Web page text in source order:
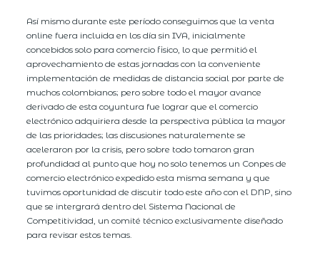
Así mismo durante este período conseguimos que la venta
online fuera incluida en los día sin IVA, inicialmente
concebidos solo para comercio fisico, lo que permitió el
aprovechamiento de estas jornadas con la conveniente
implementación de medidas de distancia social por parte de
muchos colombianos; pero sobre todo el mayor avance
derivado de esta coyuntura fue lograr que el comercio
electrónico adquiriera desde la perspectiva pública la mayor
de las prioridades; las discusiones naturalemente se
aceleraron por la crisis, pero sobre todo tomaron gran
profundidad al punto que hoy no solo tenemos un Conpes de
comercio electrónico expedido esta misma semana y que
tuvimos oportunidad de discutir todo este año con el DNP, sino
que se intergrará dentro del Sistema Nacional de
Competitividad, un comité técnico exclusivamente diseñado
para revisar estos temas.